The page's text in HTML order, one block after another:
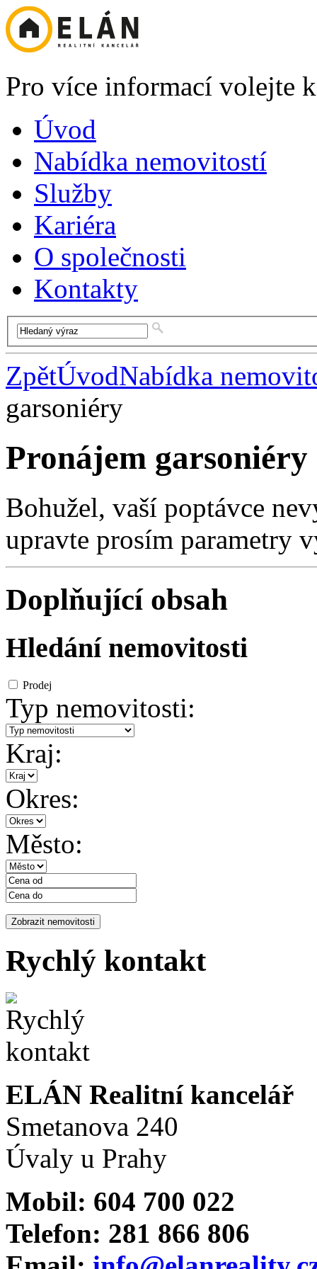
Pro více informací volejte
Úvod
Nabídka nemovitostí
Služby
Kariéra
O společnosti
Kontakty
ZpětÚvodNabídka
garsoniéry
Pronájem garsoniéry
Bohužel, vaší poptávce
upravte prosím parametry
Doplňující obsah
Hledání nemovitosti
Prodej
Typ nemovitosti:
Kraj:
Okres:
Město:
Rychlý kontakt
ELÁN Realitní kancelář
Smetanova 240
Úvaly u Prahy
Mobil: 604 700 022
Telefon: 281 866 806